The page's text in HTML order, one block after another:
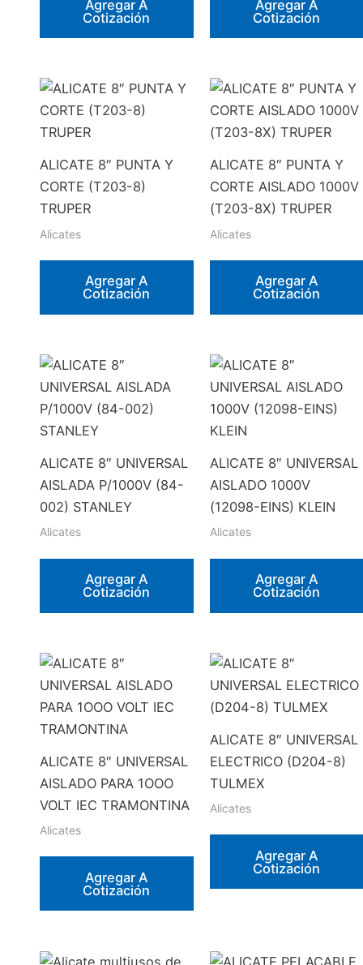
Agregar A
Cotización
Agregar A
Cotización
ALICATE 8″ PUNTA Y
CORTE (T203-8)
TRUPER
Alicates
Agregar A
Cotización
ALICATE 8″ PUNTA Y
CORTE AISLADO 1000V
(T203-8X) TRUPER
Alicates
Agregar A
Cotización
ALICATE 8″ UNIVERSAL
AISLADA P/1000V (84-
002) STANLEY
Alicates
Agregar A
Cotización
ALICATE 8″ UNIVERSAL
AISLADO 1000V
(12098-EINS) KLEIN
Alicates
Agregar A
Cotización
ALICATE 8″ UNIVERSAL
AISLADO PARA 1OOO
VOLT IEC TRAMONTINA
Alicates
Agregar A
Cotización
ALICATE 8″ UNIVERSAL
ELECTRICO (D204-8)
TULMEX
Alicates
Agregar A
Cotización